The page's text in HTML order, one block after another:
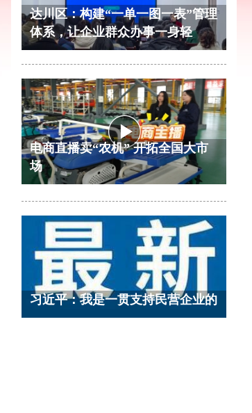
达川区：构建“一单一图一表”管理
体系，让企业群众办事一身轻
电商直播卖“农机” 开拓全国大市
场
习近平：我是一贯支持民营企业的